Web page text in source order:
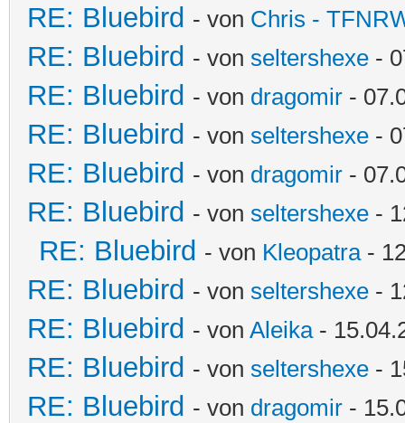
RE: Bluebird - von Chris -
RE: Bluebird - von seltershexe -
RE: Bluebird - von dragomir -
RE: Bluebird - von seltershexe -
RE: Bluebird - von dragomir -
RE: Bluebird - von seltershexe -
RE: Bluebird - von Kleopatra-
RE: Bluebird - von seltershexe -
RE: Bluebird - von Aleika-
RE: Bluebird - von seltershexe -
RE: Bluebird - von dragomir -